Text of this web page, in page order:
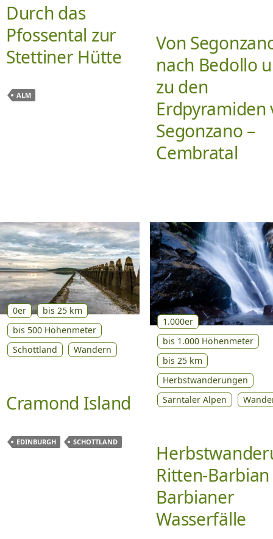
Durch das
Pfossental zur
Stettiner Hütte
ALM
Von
nach Bedollo
zu den
Erdpyramiden
Segonzano –
Cembratal
0er
bis 25 km
bis 500 Höhenmeter
Schottland
Wandern
Cramond Island
EDINBURGH SCHOTTLAND
1.000er
bis 1.000 Höhenmeter
bis 25 km
Herbstwanderungen
Sarntaler Alpen
Ritten-Barbian
Barbianer
Wasserfälle